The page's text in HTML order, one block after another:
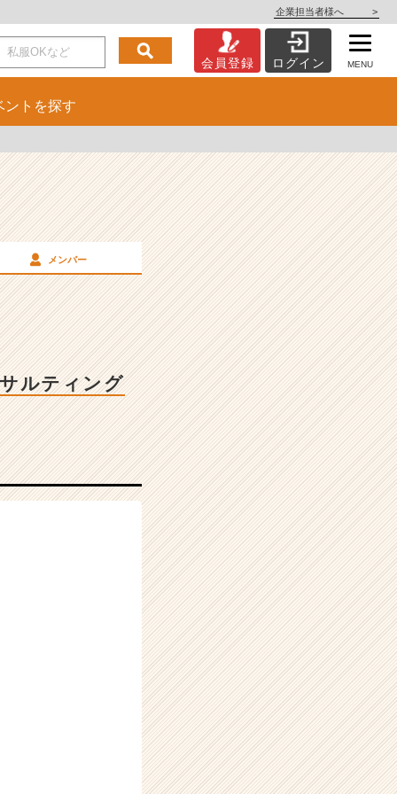
企業担当者様へ >
会員登録 ログイン MENU
ント を探す
メンバー
ルティング